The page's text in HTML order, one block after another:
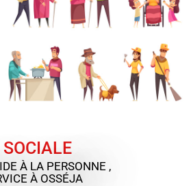
À LA PERSONNE ,
À OSSÉJA